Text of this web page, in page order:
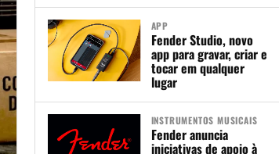
APP
Fender Studio, novo
app para gravar, criar e
tocar em qualquer
lugar
INSTRUMENTOS MUSICAIS
Fender anuncia
iniciativas de apoio à